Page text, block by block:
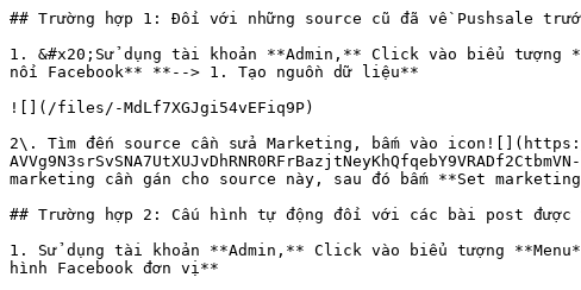
## Trường hợp 1: Đối với những source cũ đã về Pushsale
1. &#x20;Sử dụng tài khoản **Admin,** Click vào biểu
nối Facebook** **--> 1. Tạo nguồn dữ liệu**
![](/files/-MdLf7XGJgi54vEFiq9P)
2\. Tìm đến source cần sửa Marketing, bấm vào icon![](https://
marketing cần gán cho source này, sau đó bấm **Set
## Trường hợp 2: Cấu hình tự động đối với các bài post
1. Sử dụng tài khoản **Admin,** Click vào biểu tượng
hình Facebook đơn vị**